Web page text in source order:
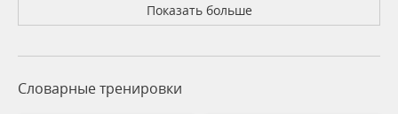
Показать больше
Словарные тренировки